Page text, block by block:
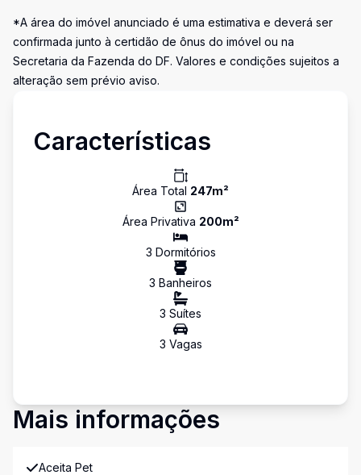
*A área do imóvel anunciado é uma estimativa e deverá ser
confirmada junto à certidão de ônus do imóvel ou na
Secretaria da Fazenda do DF. Valores e condições sujeitos a
alteração sem prévio aviso.
Características
Área Total 247m²
Área Privativa 200m²
3 Dormitórios
3 Banheiros
3 Suítes
3 Vagas
Mais informações
Aceita Pet